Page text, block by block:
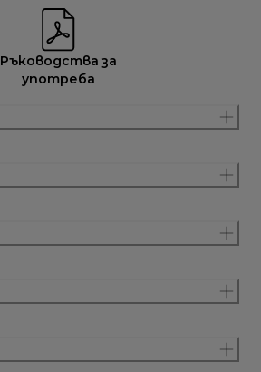
Ръководства за
употреба